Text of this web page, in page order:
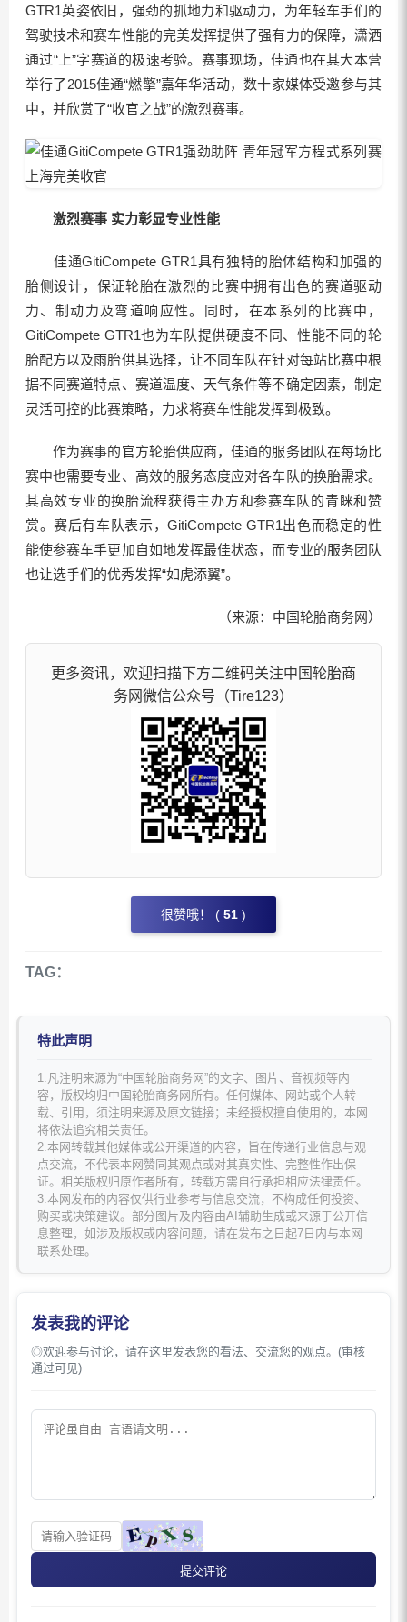
GTR1英姿依旧，强劲的抓地力和驱动力，为年轻车手们的
驾驶技术和赛车性能的完美发挥提供了强有力的保障，潇洒
通过“上”字赛道的极速考验。赛事现场，佳通也在其大本营
举行了2015佳通“燃擎”嘉年华活动，数十家媒体受邀参与其
中，并欣赏了“收官之战”的激烈赛事。
激烈赛事 实力彰显专业性能
佳通GitiCompete GTR1具有独特的胎体结构和加强的
胎侧设计，保证轮胎在激烈的比赛中拥有出色的赛道驱动
力、制动力及弯道响应性。同时，在本系列的比赛中，
GitiCompete GTR1也为车队提供硬度不同、性能不同的轮
胎配方以及雨胎供其选择，让不同车队在针对每站比赛中根
据不同赛道特点、赛道温度、天气条件等不确定因素，制定
灵活可控的比赛策略，力求将赛车性能发挥到极致。
作为赛事的官方轮胎供应商，佳通的服务团队在每场比
赛中也需要专业、高效的服务态度应对各车队的换胎需求。
其高效专业的换胎流程获得主办方和参赛车队的青睐和赞
赏。赛后有车队表示，GitiCompete GTR1出色而稳定的性
能使参赛车手更加自如地发挥最佳状态，而专业的服务团队
也让选手们的优秀发挥“如虎添翼”。
（来源：中国轮胎商务网）
更多资讯，欢迎扫描下方二维码关注中国轮胎商
务网微信公众号（Tire123）
很赞哦！ ( 51 )
TAG：
特此声明
1.凡注明来源为“中国轮胎商务网”的文字、图片、音视频等内
容，版权均归中国轮胎商务网所有。任何媒体、网站或个人转
载、引用，须注明来源及原文链接；未经授权擅自使用的，本网
将依法追究相关责任。
2.本网转载其他媒体或公开渠道的内容，旨在传递行业信息与观
点交流，不代表本网赞同其观点或对其真实性、完整性作出保
证。相关版权归原作者所有，转载方需自行承担相应法律责任。
3.本网发布的内容仅供行业参考与信息交流，不构成任何投资、
购买或决策建议。部分图片及内容由AI辅助生成或来源于公开信
息整理，如涉及版权或内容问题，请在发布之日起7日内与本网
联系处理。
发表我的评论
◎欢迎参与讨论，请在这里发表您的看法、交流您的观点。(审核
通过可见)
提交评论